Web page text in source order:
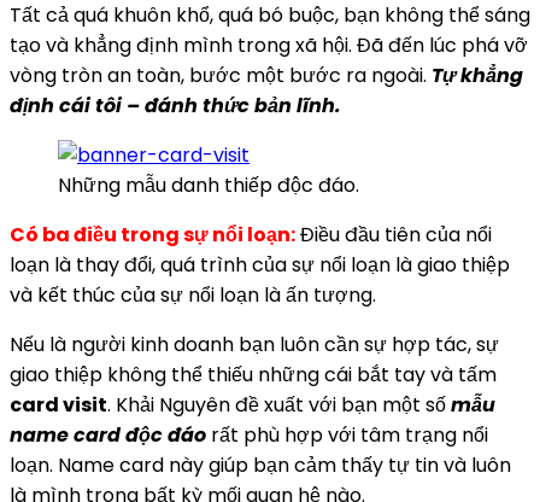
Tất cả quá khuôn khổ, quá bó buộc, bạn không thể sáng
tạo và khẳng định mình trong xã hội. Đã đến lúc phá vỡ
vòng tròn an toàn, bước một bước ra ngoài. Tự khẳng
định cái tôi – đánh thức bản lĩnh.
Những mẫu danh thiếp độc đáo.
Có ba điều trong sự nổi loạn:Điều đầu tiên của nổi
loạn là thay đổi, quá trình của sự nổi loạn là giao thiệp
và kết thúc của sự nổi loạn là ấn tượng.
Nếu là người kinh doanh bạn luôn cần sự hợp tác, sự
giao thiệp không thể thiếu những cái bắt tay và tấm
card visit. Khải Nguyên đề xuất với bạn một sốmẫu
name card độc đáo rất phù hợp với tâm trạng nổi
loạn. Name card này giúp bạn cảm thấy tự tin và luôn
là mình trong bất kỳ mối quan hệ nào.